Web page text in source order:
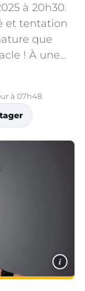
à 20h30.
et tentation
que
! À une…
à 07h48
i